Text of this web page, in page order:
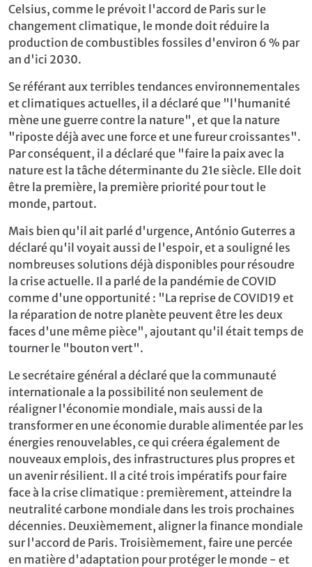
Celsius, comme le prévoit l'accord de Paris sur le
changement climatique, le monde doit réduire la
production de combustibles fossiles d'environ 6 % par
an d'ici 2030.
Se référant aux terribles tendances environnementales
et climatiques actuelles, il a déclaré que "l'humanité
mène une guerre contre la nature", et que la nature
"riposte déjà avec une force et une fureur croissantes".
Par conséquent, il a déclaré que "faire la paix avec la
nature est la tâche déterminante du 21e siècle. Elle doit
être la première, la première priorité pour tout le
monde, partout.
Mais bien qu'il ait parlé d'urgence, António Guterres a
déclaré qu'il voyait aussi de l'espoir, et a souligné les
nombreuses solutions déjà disponibles pour résoudre
la crise actuelle. Il a parlé de la pandémie de COVID
comme d'une opportunité : "La reprise de COVID19 et
la réparation de notre planète peuvent être les deux
faces d'une même pièce", ajoutant qu'il était temps de
tourner le "bouton vert".
Le secrétaire général a déclaré que la communauté
internationale a la possibilité non seulement de
réaligner l'économie mondiale, mais aussi de la
transformer en une économie durable alimentée par les
énergies renouvelables, ce qui créera également de
nouveaux emplois, des infrastructures plus propres et
un avenir résilient. Il a cité trois impératifs pour faire
face à la crise climatique : premièrement, atteindre la
neutralité carbone mondiale dans les trois prochaines
décennies. Deuxièmement, aligner la finance mondiale
sur l'accord de Paris. Troisièmement, faire une percée
en matière d'adaptation pour protéger le monde - et